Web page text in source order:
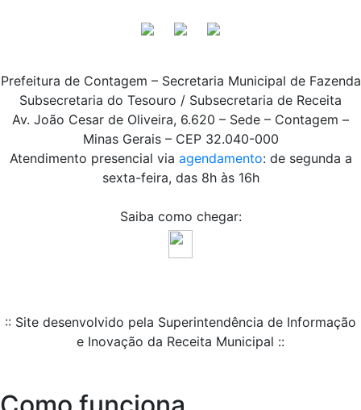
Prefeitura de Contagem – Secretaria Municipal de Fazenda
Subsecretaria do Tesouro / Subsecretaria de Receita
Av. João Cesar de Oliveira, 6.620 – Sede – Contagem –
Minas Gerais – CEP 32.040-000
Atendimento presencial via agendamento: de segunda a
sexta-feira, das 8h às 16h
Saiba como chegar:
:: Site desenvolvido pela Superintendência de Informação
e Inovação da Receita Municipal ::